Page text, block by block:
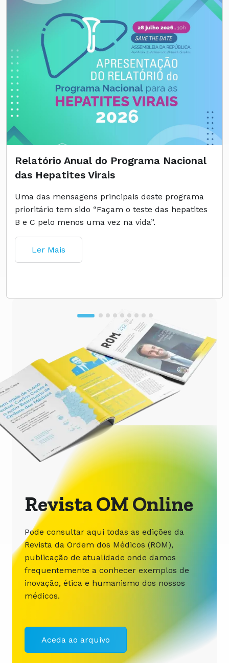
Relatório Anual do Programa Nacional
das Hepatites Virais
Uma das mensagens principais deste programa
prioritário tem sido “Façam o teste das hepatites
B e C pelo menos uma vez na vida”.
Ler Mais
Revista OM Online
Pode consultar aqui todas as edições da
Revista da Ordem dos Médicos (ROM),
publicação de atualidade onde damos
frequentemente a conhecer exemplos de
inovação, ética e humanismo dos nossos
médicos.
Aceda ao arquivo